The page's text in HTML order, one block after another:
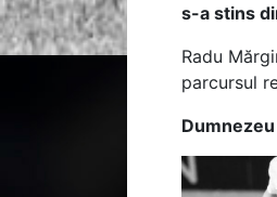
s-a stins
Radu
parcursul